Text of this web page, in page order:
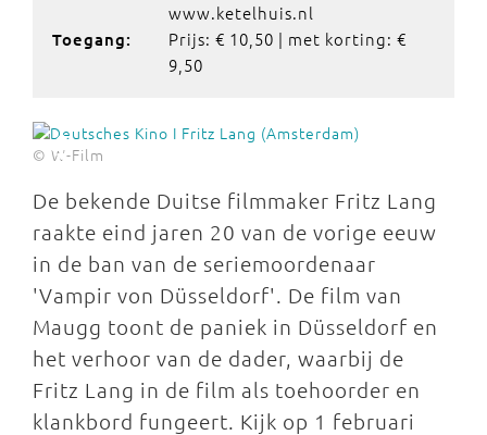
www.ketelhuis.nl
Toegang:
Prijs: € 10,50 | met korting: €
9,50
© W-Film
De bekende Duitse filmmaker Fritz Lang
raakte eind jaren 20 van de vorige eeuw
in de ban van de seriemoordenaar
'Vampir von Düsseldorf'. De film van
Maugg toont de paniek in Düsseldorf en
het verhoor van de dader, waarbij de
Fritz Lang in de film als toehoorder en
klankbord fungeert. Kijk op 1 februari